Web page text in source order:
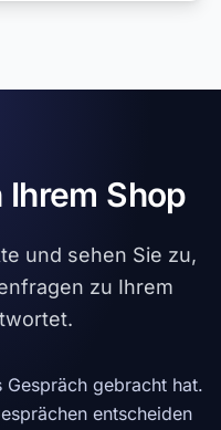
Ihrem Shop
und sehen Sie zu,
zu Ihrem
gebracht hat.
entscheiden